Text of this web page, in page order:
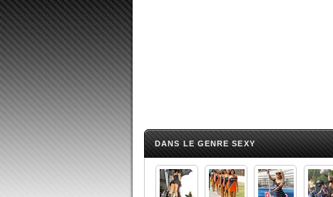
DANS LE GENRE SEXY